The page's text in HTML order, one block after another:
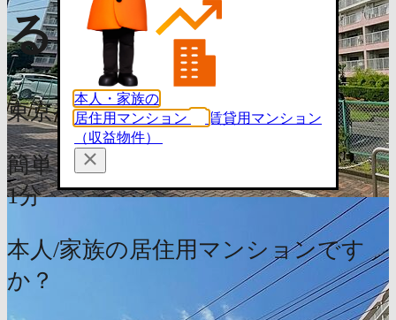
る（無料）
東京都足立区西保木間4丁目12-1
簡単
1分
本人/家族の居住用マンションです
か？
本人・家族の
居住用マンション
賃貸用マンション
（収益物件）